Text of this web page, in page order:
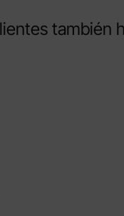
también